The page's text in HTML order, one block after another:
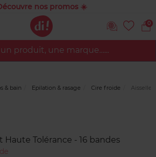
nos promos ☀️
0
produit, une marque…...
& bain Epilation & rasage Cire froide
Haute Tolérance - 16 bandes